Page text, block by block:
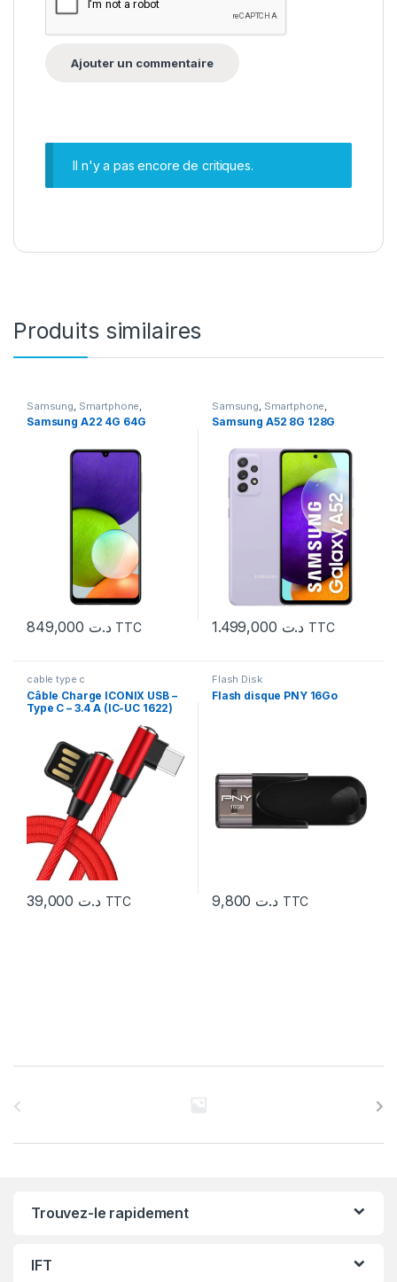
Il n'y a pas encore de critiques.
Produits similaires
Samsung Smartphone
Téléphonie
Samsung A22 4G 64G
د.ت TTC
Samsung Smartphone
Téléphonie
Samsung A52 8G 128G
د.ت TTC
cable type c
Câble Charge ICONIX USB –
Type C – 3.4 A (IC-UC 1622)
د.ت TTC
Flash Disk
Flash disque PNY 16Go
د.ت TTC
Trouvez-le rapidement
IFT